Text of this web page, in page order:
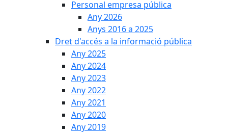
Personal empresa pública
Any 2026
Anys 2016 a 2025
Dret d'accés a la informació pública
Any 2025
Any 2024
Any 2023
Any 2022
Any 2021
Any 2020
Any 2019